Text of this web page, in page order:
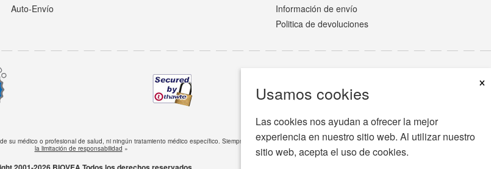
Usamos cookies
×
Las cookies nos ayudan a ofrecer la mejor
experiencia en nuestro sitio web. Al utilizar nuestro
sitio web, acepta el uso de cookies.
Auto-Envío
Información de envío
Politica de devoluciones
su médico o profesional de salud, ni ningún tratamiento médico específico. Siempre consulte a su médico o profesional de salud para cualquier pregunta médica.Leer
la limitación de responsabilidad »